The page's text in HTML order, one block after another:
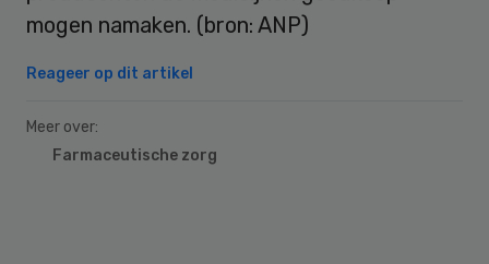
mogen namaken. (bron: ANP)
Reageer op dit artikel
Meer over:
Farmaceutische zorg